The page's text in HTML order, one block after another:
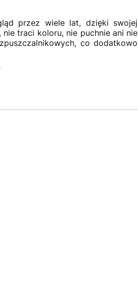
przez wiele lat, dzięki swojej
traci koloru, nie puchnie ani nie
co dodatkowo